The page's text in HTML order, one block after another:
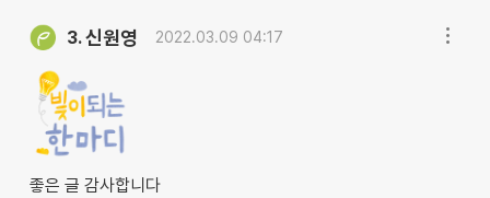
3.신원영 2022.03.09 04:17
좋은 글 감사합니다